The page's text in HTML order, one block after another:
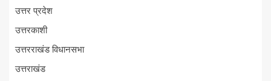
उत्तर प्रदेश
उत्तरकाशी
उत्तरराखंड विधानसभा
उत्तराखंड